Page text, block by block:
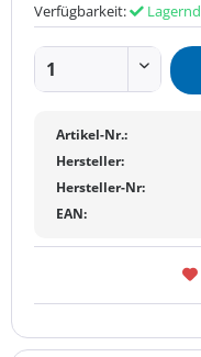
Verfügbarkeit:
Lagernd
Artikel-Nr.:
Hersteller:
Hersteller-Nr:
EAN: